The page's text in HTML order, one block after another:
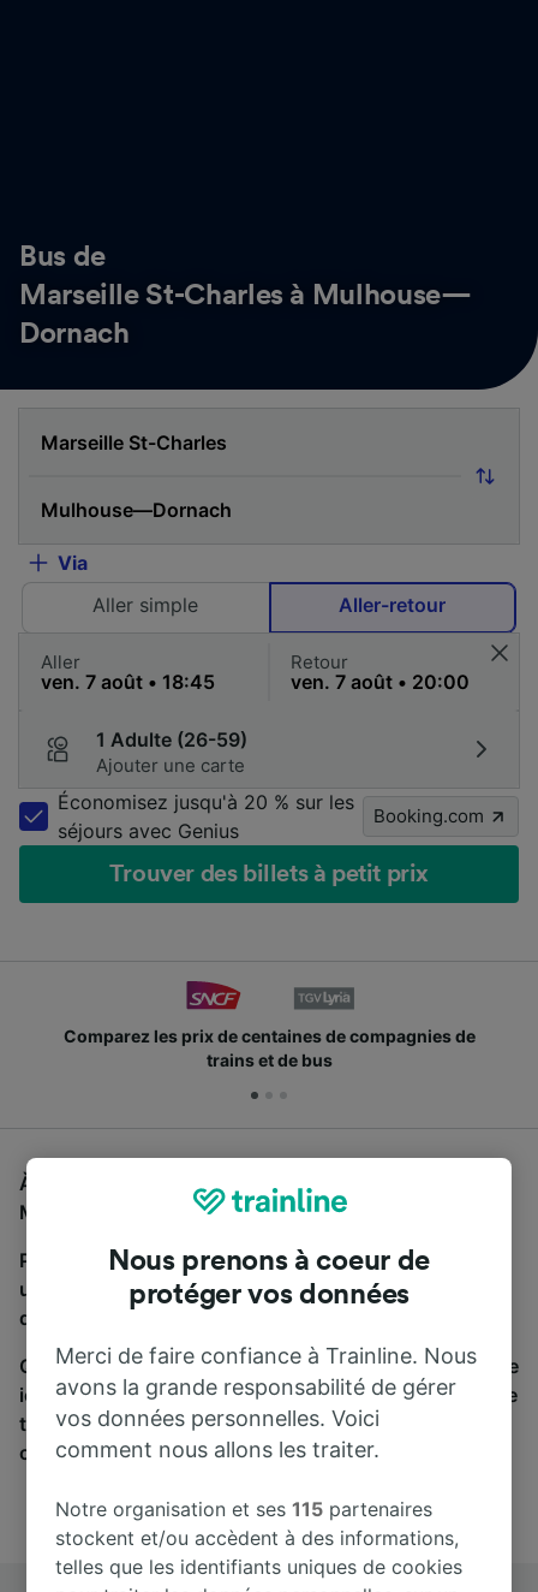
Bus de
Marseille St-Charles à Mulhouse—
Dornach
Via
Aller simple
Aller-retour
Aller Retour
1 Adulte (26-59)
Ajouter une carte
Économisez jusqu'à 20 % sur les
séjours avec Genius
Booking.com
Trouver des billets à petit prix
Comparez les prix de centaines de compagnies de
trains et de bus
À la recherche d'un bus de Marseille St-Charles à
Mulhouse—Dornach, vous êtes au bon endroit.
Pour trouver des billets de bus, lancez simplement
une recherche ci-dessus. Nous comparons les temps
de trajets et les prix des voyages, en train et en bus.
Qu’importe votre destination, votre voyage commence
ici. Nous collaborons avec plus de 170 compagnies de
train et de bus. Consultez et achetez vos billets sur
cette page.
Nous prenons à coeur de
protéger vos données
Merci de faire confiance à Trainline. Nous
avons la grande responsabilité de gérer
vos données personnelles. Voici
comment nous allons les traiter.
Notre organisation et ses115 partenaires
stockent et/ou accèdent à des informations,
telles que les identifiants uniques de cookies